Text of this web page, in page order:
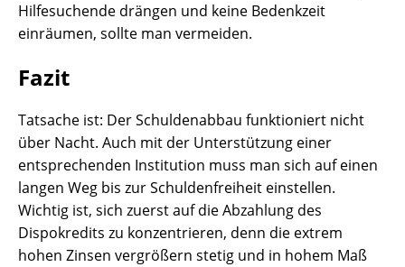
Hilfesuchende drängen und keine Bedenkzeit
einräumen, sollte man vermeiden.
Fazit
Tatsache ist: Der Schuldenabbau funktioniert nicht
über Nacht. Auch mit der Unterstützung einer
entsprechenden Institution muss man sich auf einen
langen Weg bis zur Schuldenfreiheit einstellen.
Wichtig ist, sich zuerst auf die Abzahlung des
Dispokredits zu konzentrieren, denn die extrem
hohen Zinsen vergrößern stetig und in hohem Maß